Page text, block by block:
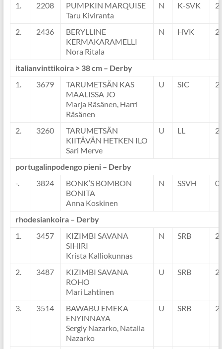
1.
2208
PUMPKIN MARQUISE
Taru Kiviranta
N K-SVK
2. 2436
BERYLLINE
KERMAKARAMELLI
Nora Ritala
N HVK
italianvinttikoira > 38 cm – Derby
1.
3679
TARUMETSÄN KAS
MAALISSA JO
Marja Räsänen, Harri
Räsänen
U SIC
2. 3260
TARUMETSÄN
KIITÄVÄN HETKEN ILO
Sari Merve
U LL
portugalinpodengo pieni – Derby
-.
3824
BONK’S BOMBON
BONITA
Anna Koskinen
N SSVH 0
rhodesiankoira – Derby
1.
3457
KIZIMBI SAVANA
SIHIRI
Krista Kalliokunnas
N SRB
2. 3487
KIZIMBI SAVANA
ROHO
Mari Lahtinen
U SRB
3. 3514
BAWABU EMEKA
ENYINNAYA
Sergiy Nazarko, Natalia
Nazarko
U SRB